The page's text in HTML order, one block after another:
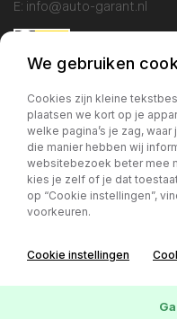
E: info@auto-garant.nl
Showroom
Ma / Vr: 09:00 - 18:00
Za: 10:00 - 17:00
Zo: gesloten
Ma / Vr: 09:00 - 17:00
We gebruiken
Cookies zijn kleine
plaatsen we kort op je
welke pagina’s je zag,
die manier hebben wij
websitebezoek beter mee
kies je zelf of je dat
op “Cookie instellingen”,
voorkeuren.
Cookie instellingen